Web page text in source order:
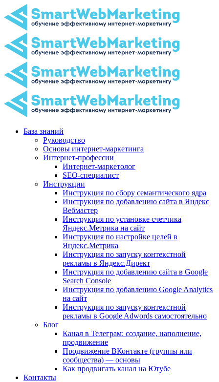
База знаний
Руководство
Основы интернет-маркетинга
Интернет-профессии
Интернет-маркетолог
SEO-специалист
Инструкции
Инструкция по сбору семантического ядра
Инструкция по добавлению сайта в Яндекс
Вебмастер
Инструкция по установке счетчика
Яндекс.Метрика на сайт
Инструкция по настройке целей в
Яндекс.Метрика
Инструкция по запуску контекстной
рекламы в Яндекс.Директ
Инструкция по добавлению сайта в Google
Search Console
Инструкция по добавлению Google Analytics
на сайт
Инструкция по запуску контекстной
рекламы в Google Adwords самостоятельно
Блог
Канал в Телеграм: создание, наполнение,
продвижение
Продвижение ВКонтакте (группы или
сообщества) — основы
Как продвигать канал на Ютубе
Контакты